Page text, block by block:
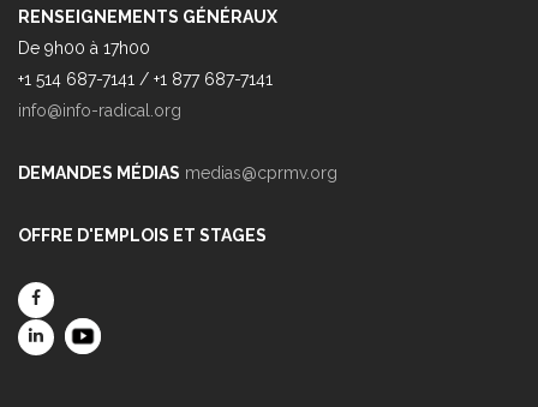
RENSEIGNEMENTS GÉNÉRAUX
De 9h00 à 17h00
+1 514 687-7141 / +1 877 687-7141
info@info-radical.org
DEMANDES MÉDIAS medias@cprmv.org
OFFRE D'EMPLOIS ET STAGES